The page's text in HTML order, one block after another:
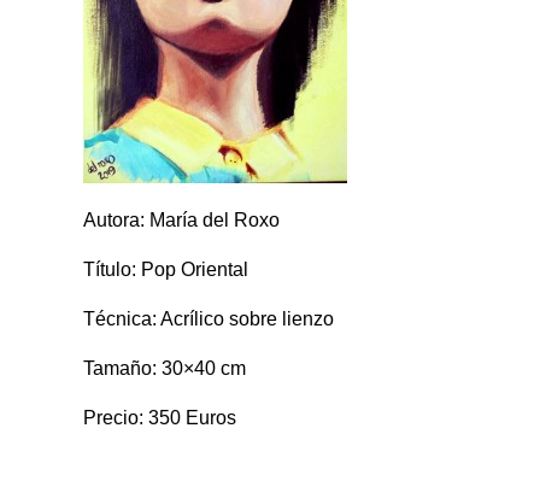
Autora: María del Roxo
Título: Pop Oriental
Técnica: Acrílico sobre lienzo
Tamaño: 30×40 cm
Precio: 350 Euros